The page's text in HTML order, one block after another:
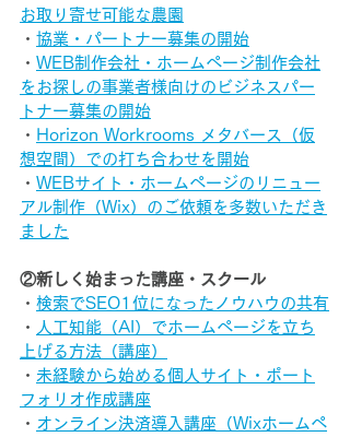
お取り寄せ可能な農園
・ 協業・パートナー募集の開始
・ WEB制作会社・ホームページ制作会社
をお探しの事業者様向けのビジネスパー
トナー募集の開始
・ Horizon Workrooms メタバース（仮
想空間）での打ち合わせを開始
・ WEBサイト・ホームページのリニュー
アル制作（Wix）のご依頼を多数いただき
ました
②新しく始まった講座・スクール
・ 検索でSEO1位になったノウハウの共有
・
人工知能（AI）でホームページを立ち
上げる方法（講座）
・ 未経験から始める個人サイト・ポート
フォリオ作成講座
・ オンライン決済導入講座（Wixホームペ